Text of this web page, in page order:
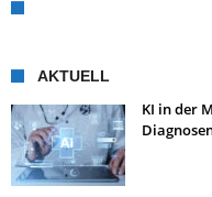
AKTUELL
KI in der